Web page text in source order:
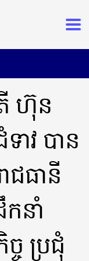
ហ៊ុន
វ បាន
ជធានី
នាំ
ប្រជុំ